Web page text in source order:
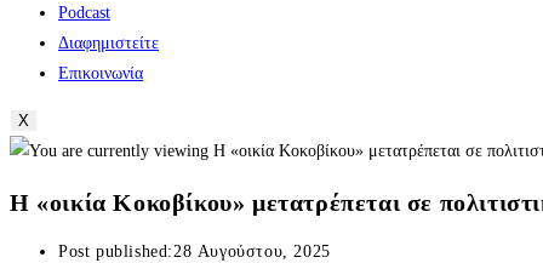
Podcast
Διαφημιστείτε
Επικοινωνία
X
Η «οικία Κοκοβίκου» μετατρέπεται σε
Post published: 28 Αυγούστου, 2025